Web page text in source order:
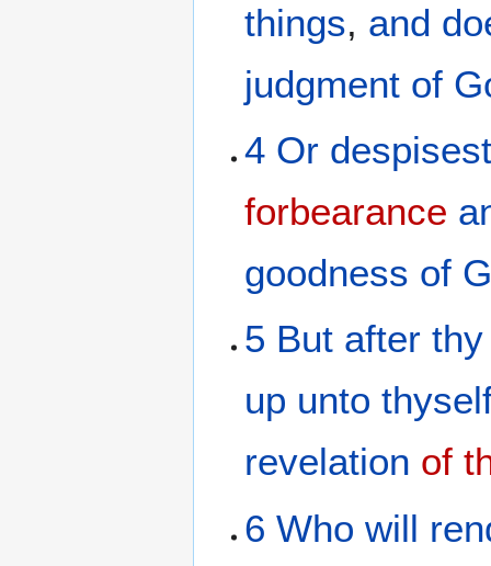
things, and
judgment of
4 Or
forbearance
goodness of
5 But after thy
up unto
revelation of
6 Who will